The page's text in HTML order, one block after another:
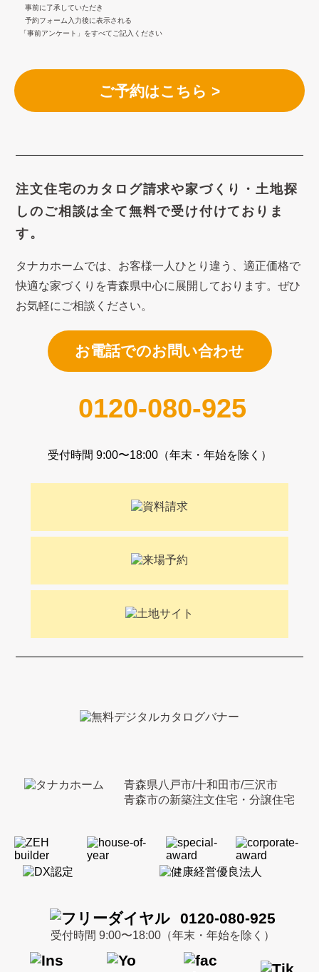
事前に了承していただき
予約フォーム入力後に表示される
「事前アンケート」をすべてご記入ください
ご予約はこちら >
注文住宅のカタログ請求や家づくり・土地探
しのご相談は全て無料で受け付けておりま
す。
タナカホームでは、お客様一人ひとり違う、適正価格で
快適な家づくり を青森県中心に展開しております。ぜひ
お気軽にご相談ください。
お電話でのお問い合わせ
0120-080-925
受付時間 9:00〜18:00（年末・年始を除く）
青森県八戸市/十和田市/三沢市
青森市の新築注文住宅・分譲住宅
0120-080-925
受付時間 9:00〜18:00（年末・年始を除く）